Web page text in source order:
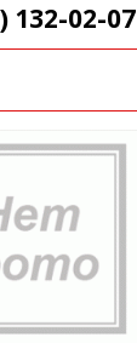
132-02-07